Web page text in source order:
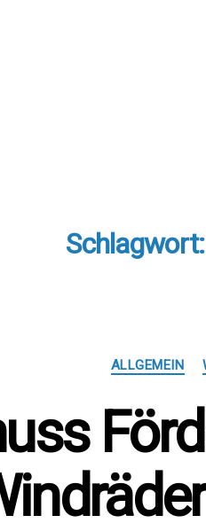
Schlagwort:
ALLGEMEIN